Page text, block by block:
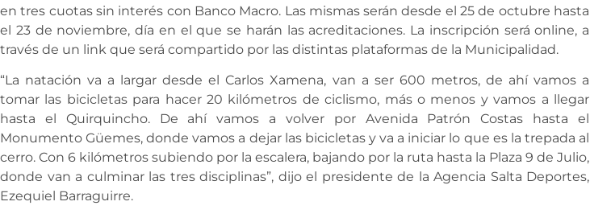
en tres cuotas sin interés con Banco Macro. Las mismas serán desde el 25 de octubre hasta
el 23 de noviembre, día en el que se harán las acreditaciones. La inscripción será online, a
través de un link que será compartido por las distintas plataformas de la Municipalidad.
“La natación va a largar desde el Carlos Xamena, van a ser 600 metros, de ahí vamos a
tomar las bicicletas para hacer 20 kilómetros de ciclismo, más o menos y vamos a llegar
hasta el Quirquincho. De ahí vamos a volver por Avenida Patrón Costas hasta el
Monumento Güemes, donde vamos a dejar las bicicletas y va a iniciar lo que es la trepada al
cerro. Con 6 kilómetros subiendo por la escalera, bajando por la ruta hasta la Plaza 9 de Julio,
donde van a culminar las tres disciplinas”, dijo el presidente de la Agencia Salta Deportes,
Ezequiel Barraguirre.